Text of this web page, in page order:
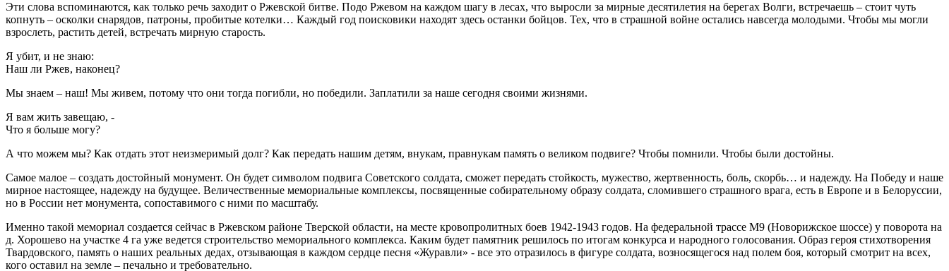
Эти слова вспоминаются, как только речь заходит о Ржевской битве. Подо Ржевом на каждом шагу в лесах, что выросли за мирные десятилетия на берегах Волги, встречаешь – стоит чуть
копнуть – осколки снарядов, патроны, пробитые котелки… Каждый год поисковики находят здесь останки бойцов. Тех, что в страшной войне остались навсегда молодыми. Чтобы мы могли
взрослеть, растить детей, встречать мирную старость.
Я убит, и не знаю:
Наш ли Ржев, наконец?
Мы знаем – наш! Мы живем, потому что они тогда погибли, но победили. Заплатили за наше сегодня своими жизнями.
Я вам жить завещаю, -
Что я больше могу?
А что можем мы? Как отдать этот неизмеримый долг? Как передать нашим детям, внукам, правнукам память о великом подвиге? Чтобы помнили. Чтобы были достойны.
Самое малое – создать достойный монумент. Он будет символом подвига Советского солдата, сможет передать стойкость, мужество, жертвенность, боль, скорбь… и надежду. На Победу и наше
мирное настоящее, надежду на будущее. Величественные мемориальные комплексы, посвященные собирательному образу солдата, сломившего страшного врага, есть в Европе и в Белоруссии,
но в России нет монумента, сопоставимого с ними по масштабу.
Именно такой мемориал создается сейчас в Ржевском районе Тверской области, на месте кровопролитных боев 1942-1943 годов. На федеральной трассе М9 (Новорижское шоссе) у поворота на
д. Хорошево на участке 4 га уже ведется строительство мемориального комплекса. Каким будет памятник решилось по итогам конкурса и народного голосования. Образ героя стихотворения
Твардовского, память о наших реальных дедах, отзывающая в каждом сердце песня «Журавли» - все это отразилось в фигуре солдата, возносящегося над полем боя, который смотрит на всех,
кого оставил на земле – печально и требовательно.